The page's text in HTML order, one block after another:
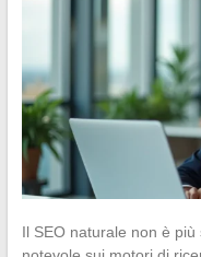
Il SEO naturale non è